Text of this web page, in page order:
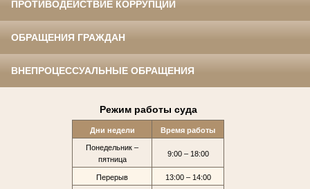
ПРОТИВОДЕЙСТВИЕ КОРРУПЦИИ
ОБРАЩЕНИЯ ГРАЖДАН
ВНЕПРОЦЕССУАЛЬНЫЕ ОБРАЩЕНИЯ
Режим работы суда
Дни недели Время работы
Понедельник –
пятница
9:00 – 18:00
Перерыв 13:00 – 14:00